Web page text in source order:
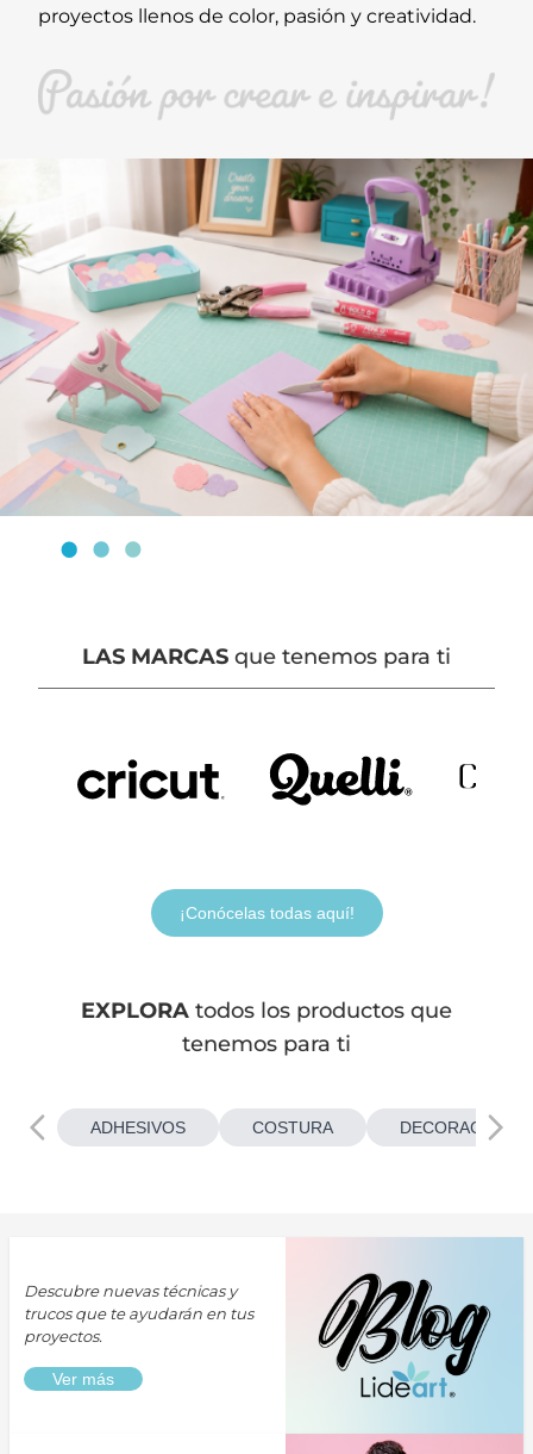
proyectos llenos de color, pasión y creatividad.
LAS MARCAS que tenemos para ti
¡Conócelas todas aquí!
EXPLORA todos los productos que
tenemos para ti
ADHESIVOS COSTURA
Descubre nuevas técnicas y
trucos que te ayudarán en tus
proyectos.
Ver más